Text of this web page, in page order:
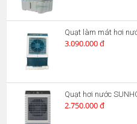
Quạt làm mát hơi
3.090.000 đ
Quạt hơi nước
2.750.000 đ